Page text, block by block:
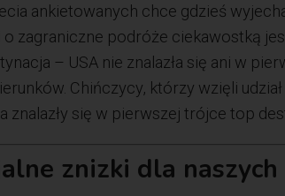
ankietowanych chce gdzieś
zagraniczne podróże ciekawostką
– USA nie znalazła się ani w
Chińczycy, którzy wzięli
znalazły się w pierwszej trójce top
znizki dla